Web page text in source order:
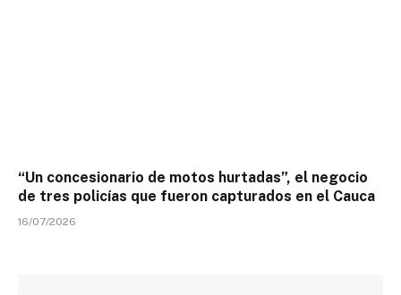
“Un concesionario de motos hurtadas”, el negocio
de tres policías que fueron capturados en el Cauca
16/07/2026